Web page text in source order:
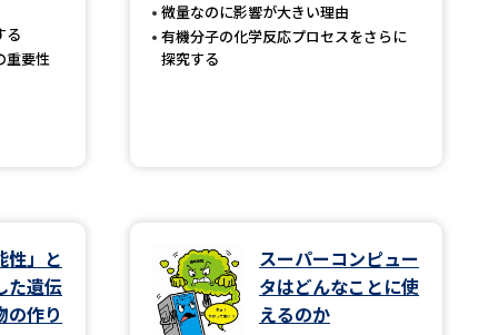
ーバルに強い大学特集
度特集
デジタルパンフレット
る
重要性
微量なのに影響が大きい理由
有機分子の化学反応プロセスをさらに
探究する
性」と
た遺伝
の作り
スーパーコンピュー
タはどんなことに使
えるのか